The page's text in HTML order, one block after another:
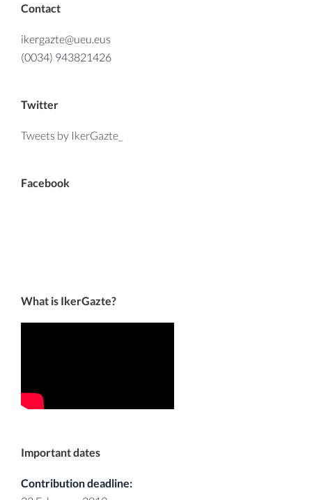
What is IkerGazte?
Important dates
Contribution deadline:
Contact
ikergazte@ueu.eus
(0034) 943821426
Twitter
Tweets by IkerGazte_
Facebook